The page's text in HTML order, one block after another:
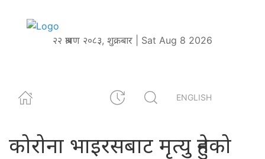
२२ श्रावण २०८३, शुक्रबार | Sat Aug 8 2026
ENGLISH
कोरोना भाइरसबाट मृत्यु हुनेको